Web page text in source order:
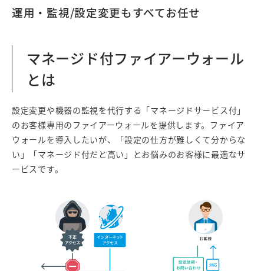
運用・監視/設定変更もすべてお任せ
マネージド付ファイアーウォール
とは
設定変更や機器の監視を代行する「マネージドサービス付」
のお客様専用のファイアーウォールを提供します。ファイア
ウォールを導入したいが、「設定の仕方が難しくて分からな
い」「マネージド付だと高い」とお悩みのお客様に最適なサ
ービスです。